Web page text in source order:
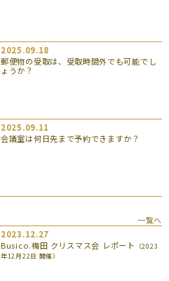
2025.09.18
郵便物の受取は、受取時間外でも可能でし
ょうか？
2025.09.11
会議室は何日先まで予約できますか？
一覧へ
2023.12.27
Busico.梅田 クリスマス会 レポート
（2023
年12月22日 開催）